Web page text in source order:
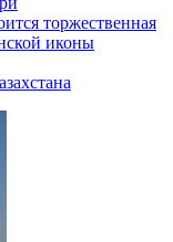
торжественная
иконы